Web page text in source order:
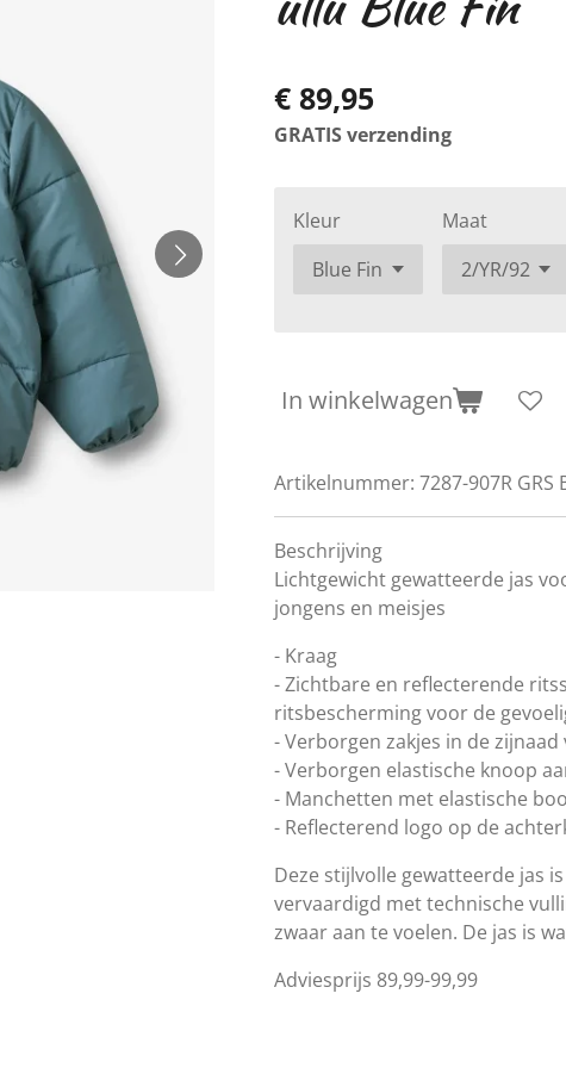
€ 89,95
GRATIS verzending
Kleur Maat
In winkelwagen
Artikelnummer: 7287-907R GRS
Beschrijving
Lichtgewicht gewatteerde jas
jongens en meisjes
- Kraag
- Zichtbare en reflecterende
ritsbescherming voor de
- Verborgen zakjes in de
- Verborgen elastische knoop
- Manchetten met elastische
- Reflecterend logo op de
Deze stijlvolle gewatteerde jas
vervaardigd met technische
zwaar aan te voelen. De jas is
Adviesprijs 89,99-99,99